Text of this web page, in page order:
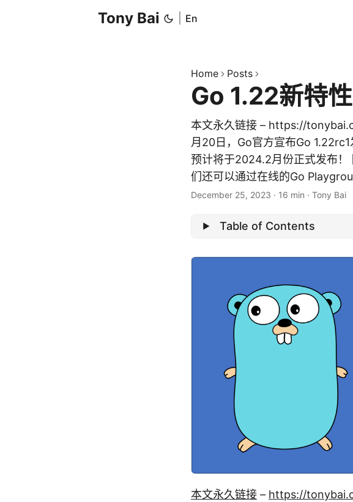
Tony Bai En
Home Posts
Go 1.22新特
本文永久链接 – https://
月20日，Go官方宣布Go
预计将于2024.2月份正式发布！
们还可以通过在线的Go
December 25, 2023 · 16 min · Tony Bai
Table of Contents
本文永久链接 – https://